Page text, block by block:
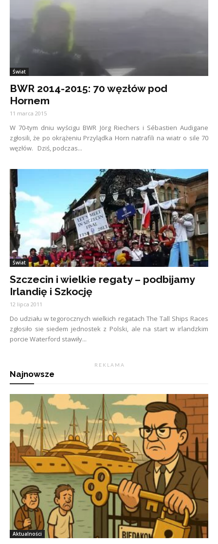
Świat
BWR 2014-2015: 70 węzłów pod
Hornem
11 marca 2015
W 70-tym dniu wyścigu BWR Jörg Riechers i Sébastien Audigane
zgłosili, że po okrążeniu Przylądka Horn natrafili na wiatr o sile 70
węzłów. Dziś, podczas...
Świat
Szczecin i wielkie regaty – podbijamy
Irlandię i Szkocję
12 lipca 2011
Do udziału w tegorocznych wielkich regatach The Tall Ships Races
zgłosiło sie siedem jednostek z Polski, ale na start w irlandzkim
porcie Waterford stawiły...
R E K L A M A
Najnowsze
Aktualności